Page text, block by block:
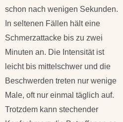
schon nach wenigen Sekunden.
In seltenen Fällen hält eine
Schmerzattacke bis zu zwei
Minuten an. Die Intensität ist
leicht bis mittelschwer und die
Beschwerden treten nur wenige
Male, oft nur einmal täglich auf.
Trotzdem kann stechender